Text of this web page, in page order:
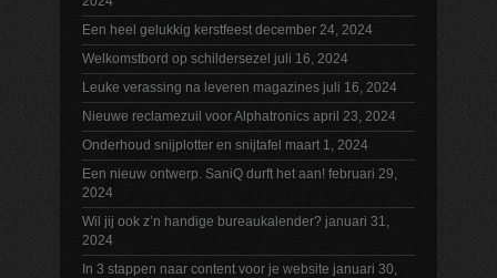
Een heel gelukkig kerstfeest december 24, 2024
Welkomstbord op schildersezel juli 16, 2024
Leuke verassing na leveren magazines juli 16, 2024
Nieuwe reclamezuil voor Alphatronics april 23, 2024
Onderhoud snijplotter en snijtafel maart 1, 2024
Een nieuw ontwerp. SaniQ durft het aan! februari 29,
2024
Wil jij ook z’n handige bureaukalender? januari 31,
2024
In 3 stappen naar content voor je website januari 30,